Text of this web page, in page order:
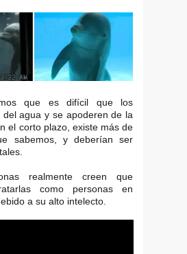
que es difícil que los
del agua y se apoderen de la
el corto plazo, existe más de
sabemos, y deberían ser
realmente creen que
como personas en
a su alto intelecto.